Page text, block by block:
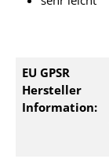
EU GPSR
Hersteller
Information: